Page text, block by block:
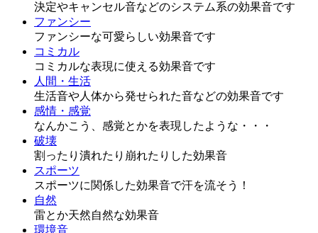
決定やキャンセル音などのシステム系の効果音です
ファンシー
ファンシーな可愛らしい効果音です
コミカル
コミカルな表現に使える効果音です
人間・生活
生活音や人体から発せられた音などの効果音です
感情・感覚
なんかこう、感覚とかを表現したような・・・
破壊
割ったり潰れたり崩れたりした効果音
スポーツ
スポーツに関係した効果音で汗を流そう！
自然
雷とか天然自然な効果音
環境音